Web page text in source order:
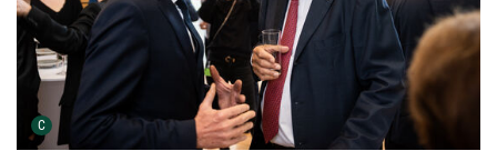
C Urheber der Grafik: